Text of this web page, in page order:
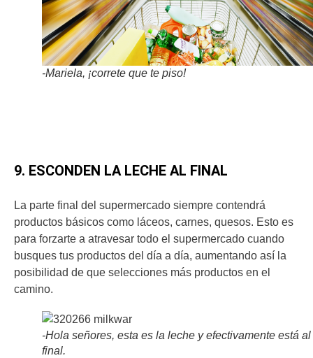
-Mariela, ¡correte que te piso!
9. ESCONDEN LA LECHE AL FINAL
La parte final del supermercado siempre contendrá
productos básicos como láceos, carnes, quesos. Esto es
para forzarte a atravesar todo el supermercado cuando
busques tus productos del día a día, aumentando así la
posibilidad de que selecciones más productos en el
camino.
-Hola señores, esta es la leche y efectivamente está al
final.